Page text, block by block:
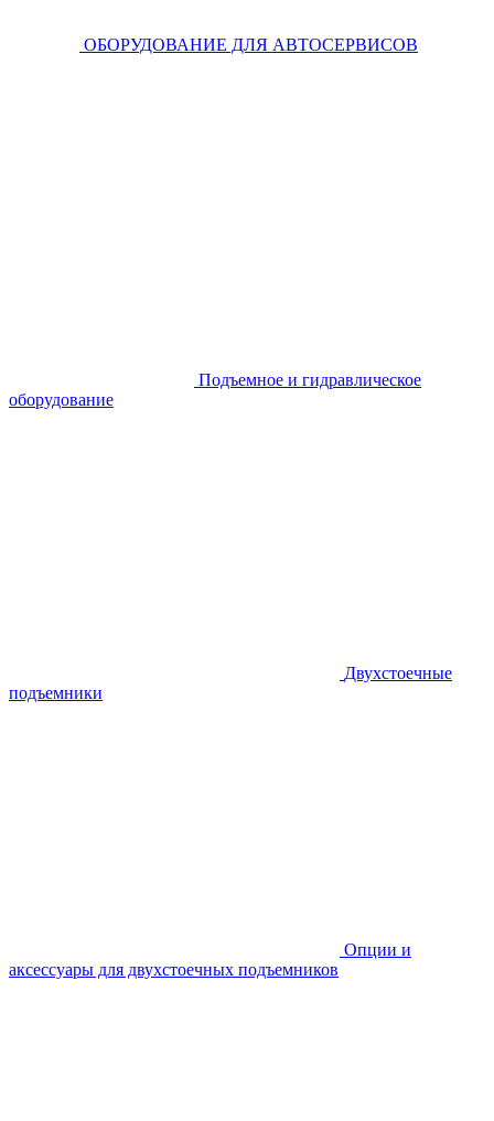
ОБОРУДОВАНИЕ ДЛЯ АВТОСЕРВИСОВ
Подъемное и гидравлическое
оборудование
Двухстоечные
подъемники
Опции и
аксессуары для двухстоечных подъемников